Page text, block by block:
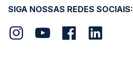
SIGA NOSSAS REDES SOCIAIS: